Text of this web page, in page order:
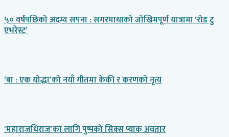
५० वर्षपछिको अदम्य सपना : सगरमाथाको जोखिमपूर्ण यात्रामा ‘रोड टु
एभरेस्ट’
‘बा : एक योद्धा’को नयाँ गीतमा केकी र करणको नृत्य
‘महाराजधिराज’का लागि पुष्पको सिक्स प्याक अवतार